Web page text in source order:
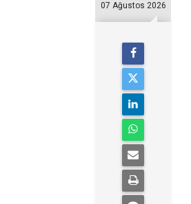
07 Ağustos 2026